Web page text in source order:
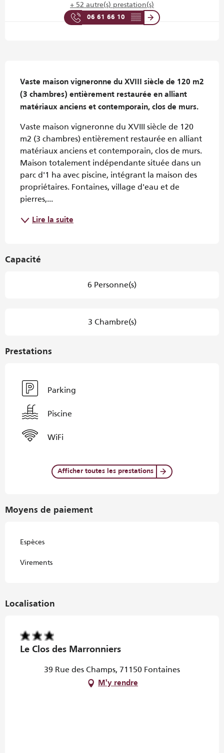
+ 52 autre(s) prestation(s)
06 61 66 10 ▒▒
Vaste maison vigneronne du XVIII siècle de 120 m2
(3 chambres) entièrement restaurée en alliant
matériaux anciens et contemporain, clos de murs.
Vaste maison vigneronne du XVIII siècle de 120
m2 (3 chambres) entièrement restaurée en alliant
matériaux anciens et contemporain, clos de murs.
Maison totalement indépendante située dans un
parc d'1 ha avec piscine, intégrant la maison des
propriétaires. Fontaines, village d'eau et de
pierres,...
Lire la suite
Capacité
6 Personne(s)
3 Chambre(s)
Prestations
Parking
Piscine
WiFi
Afficher toutes les prestations
Moyens de paiement
Espèces
Virements
Localisation
Le Clos des Marronniers
39 Rue des Champs, 71150 Fontaines
M'y rendre